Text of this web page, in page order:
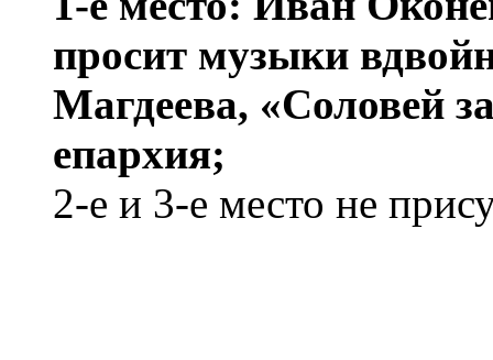
просит музыки
Магдеева, «Соловей
епархия;
2-е и 3-е место не